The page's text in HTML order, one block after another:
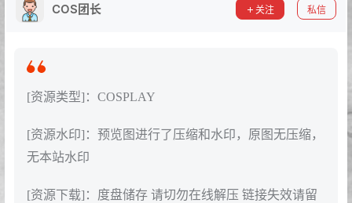
COS团长 关注 私信
[资源类型]：COSPLAY
[资源水印]：预览图进行了压缩和水印，原图无压缩，
无本站水印
[资源下载]：度盘储存 请切勿在线解压 链接失效请留